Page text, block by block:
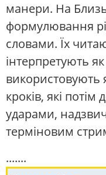
манери. На
формулювання
словами. Їх
інтерпретують
використовують
кроків, які
ударами,
терміновим
.......